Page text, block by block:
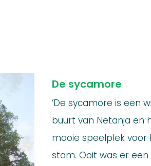
De sycamore
‘De sycamore is een
buurt van Netanja en
mooie speelplek voor
stam. Ooit was er